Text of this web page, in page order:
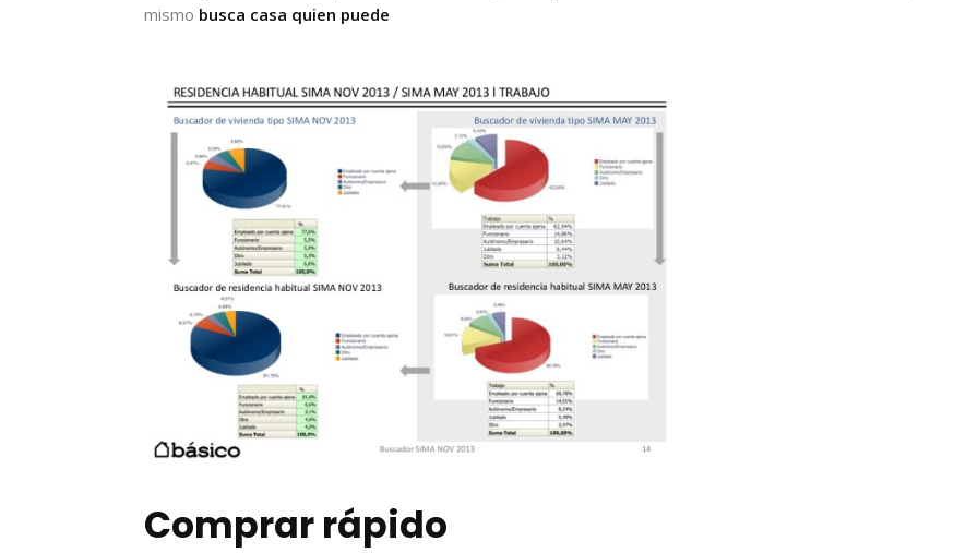
mismo busca casa quien puede
Comprar rápido